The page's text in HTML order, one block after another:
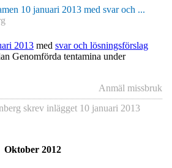
10 januari 2013 med svar och ...
2013 med svar och lösningsförslag
Genomförda tentamina under
Anmäl missbruk
skrev inlägget 10 januari 2013
Oktober 2012